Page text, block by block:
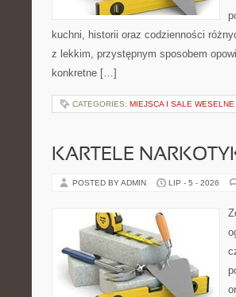
kuchni, historii oraz codzienności
z lekkim, przystępnym sposobem
konkretne […]
CATEGORIES: MIEJSCA I SALE WESELNE
KARTELE
POSTED BY ADMIN LIP - 5 - 2026